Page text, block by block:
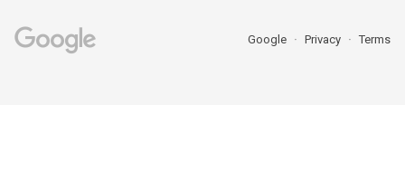
Google Privacy Terms